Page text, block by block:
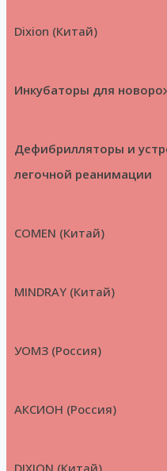
Dixion (Китай)
Инкубаторы для
Дефибрилляторы и
легочной реанимации
COMEN (Китай)
MINDRAY (Китай)
УОМЗ (Россия)
АКСИОН (Россия)
DIXION (Китай)